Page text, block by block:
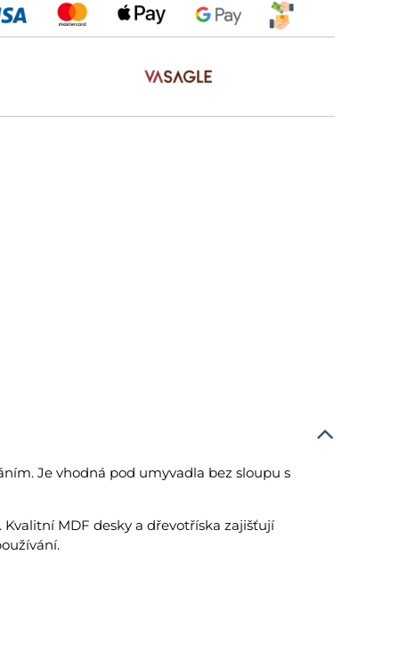
Je vhodná pod umyvadla bez sloupu s
MDF desky a dřevotříska zajišťují